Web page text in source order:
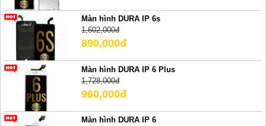
Màn hình DURA IP 6s
1,602,000đ
890,000đ
Màn hình DURA IP 6 Plus
1,728,000đ
960,000đ
Màn hình DURA IP 6